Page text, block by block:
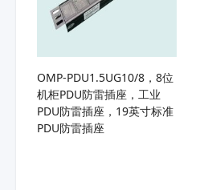
OMP-PDU1.5UG10/8，8位
机柜PDU防雷插座，工业
PDU防雷插座，19英寸标准
PDU防雷插座